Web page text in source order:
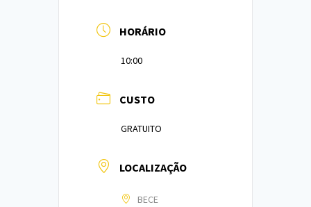
HORÁRIO
10:00
CUSTO
GRATUITO
LOCALIZAÇÃO
BECE